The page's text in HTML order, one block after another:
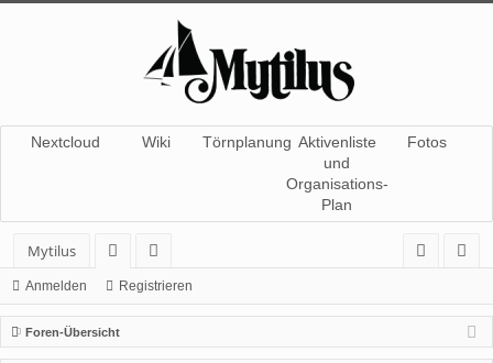
Nextcloud Wiki Törnplanung Aktivenliste
und
Organisations-
Plan
Fotos
Mytilus
or
en
itg
lie
de
m
el
ist
rie
Anmelden Registrieren
Foren-Übersicht